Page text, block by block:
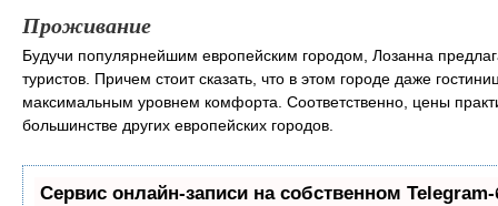
Проживание
Будучи популярнейшим европейским городом, Лозанна
туристов. Причем стоит сказать, что в этом городе даже
максимальным уровнем комфорта. Соответственно, цены
большинстве других европейских городов.
Сервис онлайн-записи на собственном Telegram-